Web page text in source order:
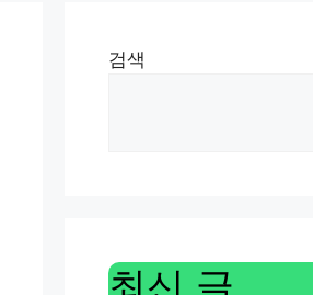
검색
최신 글